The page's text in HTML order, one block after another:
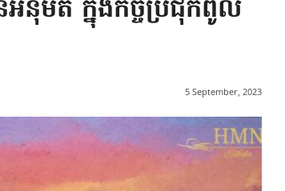
អង្គ
នុម័ត ក្នុងកិច្ចប្រជុំកំពូល
5 September, 2023